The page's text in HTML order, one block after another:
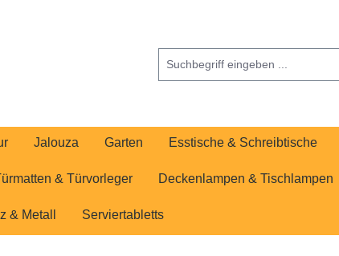
Jalouza Garten Esstische & Schreibtische
& Türvorleger Deckenlampen & Tischlampen
& Metall Serviertabletts